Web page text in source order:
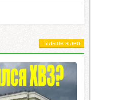
Більше відео